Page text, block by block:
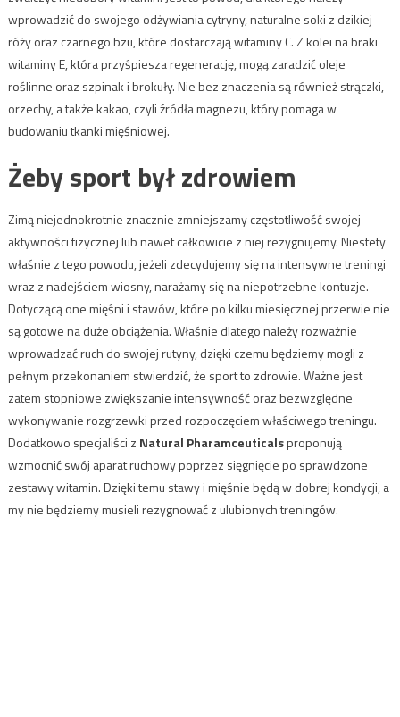
wprowadzić do swojego odżywiania cytryny, naturalne soki z dzikiej
róży oraz czarnego bzu, które dostarczają witaminy C. Z kolei na braki
witaminy E, która przyśpiesza regenerację, mogą zaradzić oleje
roślinne oraz szpinak i brokuły. Nie bez znaczenia są również strączki,
orzechy, a także kakao, czyli źródła magnezu, który pomaga w
budowaniu tkanki mięśniowej.
Żeby sport był zdrowiem
Zimą niejednokrotnie znacznie zmniejszamy częstotliwość swojej
aktywności fizycznej lub nawet całkowicie z niej rezygnujemy. Niestety
właśnie z tego powodu, jeżeli zdecydujemy się na intensywne treningi
wraz z nadejściem wiosny, narażamy się na niepotrzebne kontuzje.
Dotyczącą one mięśni i stawów, które po kilku miesięcznej przerwie nie
są gotowe na duże obciążenia. Właśnie dlatego należy rozważnie
wprowadzać ruch do swojej rutyny, dzięki czemu będziemy mogli z
pełnym przekonaniem stwierdzić, że sport to zdrowie. Ważne jest
zatem stopniowe zwiększanie intensywność oraz bezwzględne
wykonywanie rozgrzewki przed rozpoczęciem właściwego treningu.
Dodatkowo specjaliści z Natural Pharamceuticalsproponują
wzmocnić swój aparat ruchowy poprzez sięgnięcie po sprawdzone
zestawy witamin. Dzięki temu stawy i mięśnie będą w dobrej kondycji, a
my nie będziemy musieli rezygnować z ulubionych treningów.